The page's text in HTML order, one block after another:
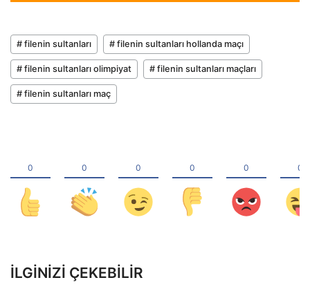
# filenin sultanları # filenin sultanları hollanda maçı
# filenin sultanları olimpiyat # filenin sultanları maçları
# filenin sultanları maç
İLGINIZI ÇEKEBILIR